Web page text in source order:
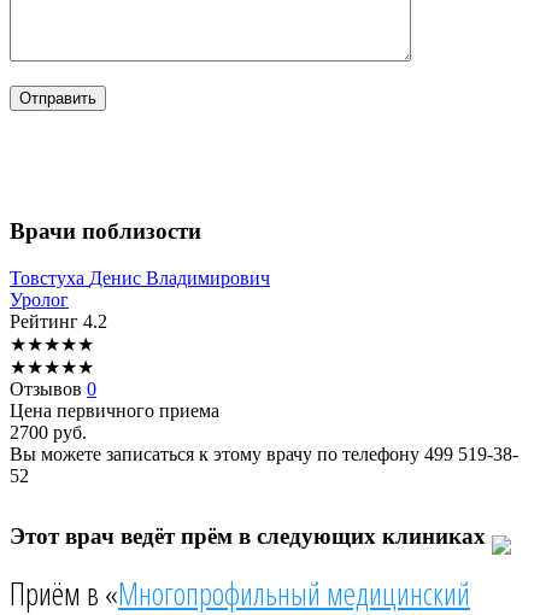
Врачи поблизости
Товстуха Денис Владимирович
Уролог
Рейтинг 4.2
★★★★★
★★★★★
Отзывов 0
Цена первичного приема
2700 руб.
Вы можете записаться к этому врачу по телефону 499 519-38-
52
Этот врач ведёт прём в следующих клиниках
Приём в «Многопрофильный медицинский